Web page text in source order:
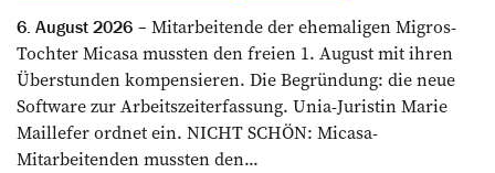
6. August 2026
Mitarbeitende der ehemaligen Migros-
Tochter Micasa mussten den freien 1. August mit ihren
Überstunden kompensieren. Die Begründung: die neue
Software zur Arbeitszeiterfassung. Unia-Juristin Marie
Maillefer ordnet ein. NICHT SCHÖN: Micasa-
Mitarbeitenden mussten den...